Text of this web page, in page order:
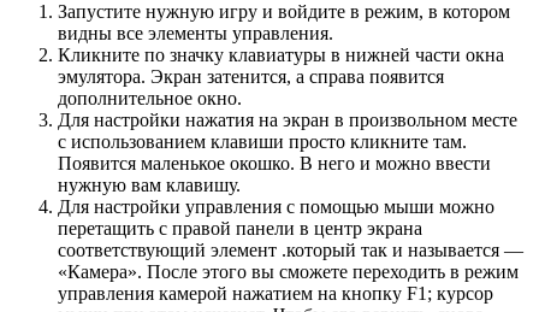
Запустите нужную игру и войдите в режим, в котором
видны все элементы управления.
Кликните по значку клавиатуры в нижней части окна
эмулятора. Экран затенится, а справа появится
дополнительное окно.
Для настройки нажатия на экран в произвольном месте
с использованием клавиши просто кликните там.
Появится маленькое окошко. В него и можно ввести
нужную вам клавишу.
Для настройки управления с помощью мыши можно
перетащить с правой панели в центр экрана
соответствующий элемент .который так и называется —
«Камера». После этого вы сможете переходить в режим
управления камерой нажатием на кнопку F1; курсор